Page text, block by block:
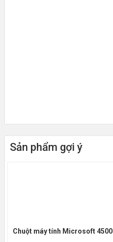
Sản phẩm gợi ý
Chuột máy tính Microsoft 4500